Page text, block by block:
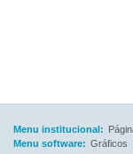
Menu institucional:
Menu software: Gráficos